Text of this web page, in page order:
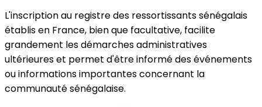
L'inscription au registre des ressortissants sénégalais
établis en France, bien que facultative, facilite
grandement les démarches administratives
ultérieures et permet d'être informé des événements
ou informations importantes concernant la
communauté sénégalaise.